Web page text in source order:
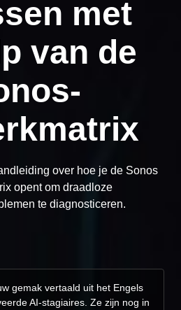
met
van de
over hoe je de Sonos
opent om draadloze
te diagnosticeren.
gemak vertaald uit het Engels
AI-stagiaires. Ze zijn nog in